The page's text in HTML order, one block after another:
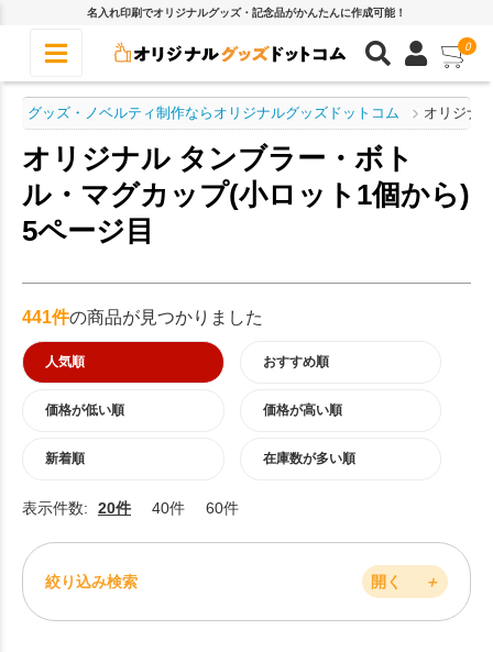
名入れ印刷でオリジナルグッズ・記念品がかんたんに作成可能！
0
グッズ・ノベルティ制作ならオリジナルグッズドットコム オリジナ
オリジナル タンブラー・ボト
ル・マグカップ(小ロット1個から)
5ページ目
441件の商品が見つかりました
人気順 おすすめ順
価格が低い順 価格が高い順
新着順 在庫数が多い順
表示件数: 20件 40件 60件
絞り込み検索 開く ＋